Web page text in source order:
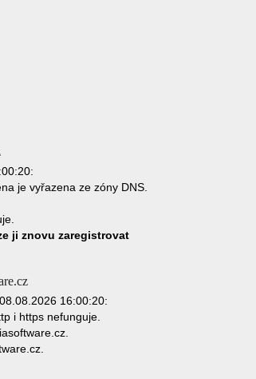
je vyřazena ze zóny DNS.
ji znovu zaregistrovat
16:00:20:
i https nefunguje.